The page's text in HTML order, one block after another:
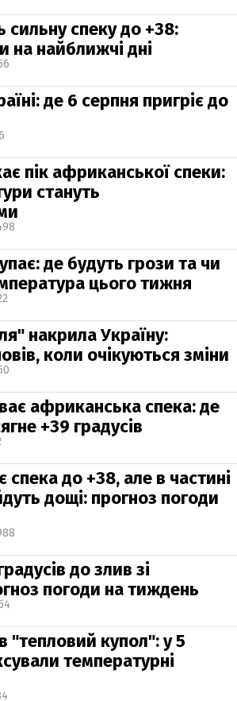
сильну спеку до +38:
на найближчі дні
де 6 серпня пригріє до
пік африканської спеки:
стануть
де будуть грози та чи
цього тижня
накрила Україну:
коли очікуються зміни
африканська спека: де
+39 градусів
спека до +38, але в частині
дощі: прогноз погоди
до злив зі
погоди на тиждень
"тепловий купол": у 5
температурні